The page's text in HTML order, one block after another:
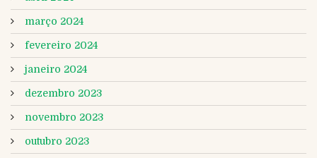
março 2024
fevereiro 2024
janeiro 2024
dezembro 2023
novembro 2023
outubro 2023